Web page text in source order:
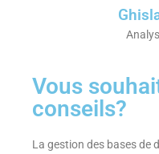
Vous
conseils?
La gestion des bases de